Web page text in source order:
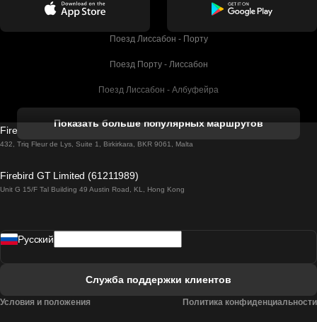
Поезд Лиссабон - Порту
Поезд Порту - Лиссабон
Поезд Лиссабон - Албуфейра
Поезд Лиссабон - Лагос
Поезд Лиссабон - Мадрид
Показать больше популярных маршрутов
Firebird GT Limited (OC 1451)
432, Triq Fleur de Lys, Suite 1, Birkirkara, BKR 9061, Malta
Firebird GT Limited (61211989)
Unit G 15/F Tal Building 49 Austin Road, KL, Hong Kong
Pусский
Служба поддержки клиентов
Условия и положения Политика конфиденциальности